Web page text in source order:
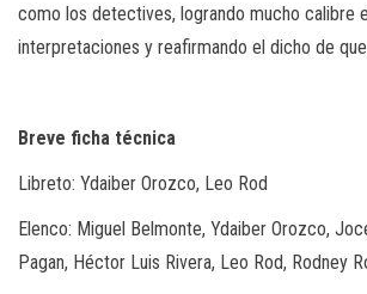
como los detectives, logrando mucho calibre
interpretaciones y reafirmando el dicho de que
Breve ficha técnica
Libreto: Ydaiber Orozco, Leo Rod
Elenco: Miguel Belmonte, Ydaiber Orozco,
Pagan, Héctor Luis Rivera, Leo Rod, Rodney